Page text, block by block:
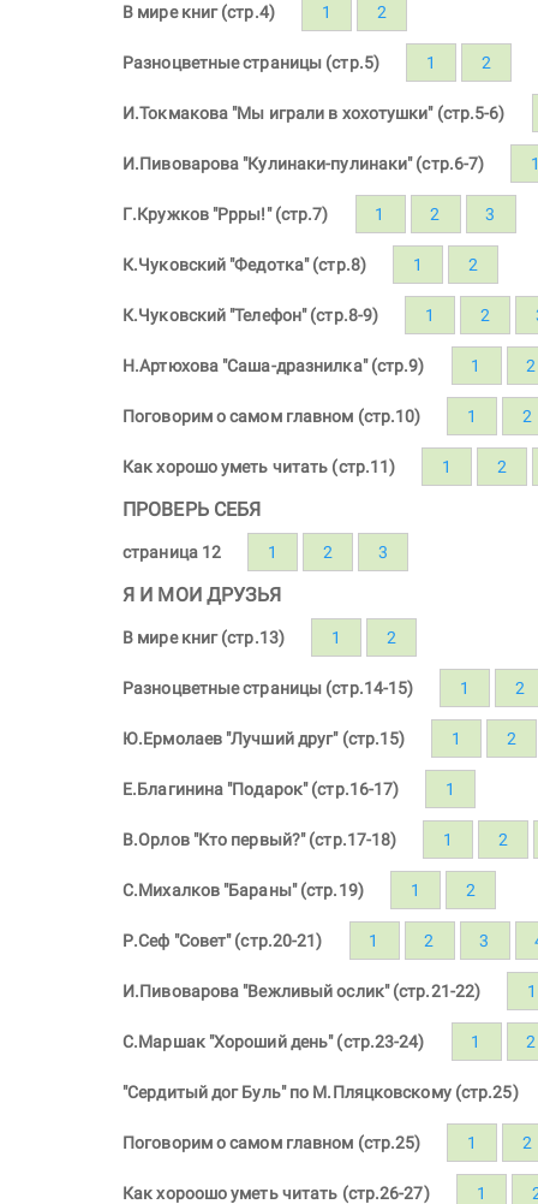
В мире книг (стр.4) 1 2
Разноцветные страницы (стр.5) 1 2
И.Токмакова "Мы играли в хохотушки" (стр.5-6)
И.Пивоварова "Кулинаки-пулинаки" (стр.6-7) 1
Г.Кружков "Ррры!" (стр.7) 1 2 3
К.Чуковский "Федотка" (стр.8) 1 2
К.Чуковский "Телефон" (стр.8-9) 1 2
Н.Артюхова "Саша-дразнилка" (стр.9) 1 2
Поговорим о самом главном (стр.10) 1 2
Как хорошо уметь читать (стр.11) 1 2
ПРОВЕРЬ СЕБЯ
страница 12 1 2 3
Я И МОИ ДРУЗЬЯ
В мире книг (стр.13) 1 2
Разноцветные страницы (стр.14-15) 1 2
Ю.Ермолаев "Лучший друг" (стр.15) 1 2
Е.Благинина "Подарок" (стр.16-17) 1
В.Орлов "Кто первый?" (стр.17-18) 1 2
С.Михалков "Бараны" (стр.19) 1 2
Р.Сеф "Совет" (стр.20-21) 1 2 3
И.Пивоварова "Вежливый ослик" (стр.21-22) 1
С.Маршак "Хороший день" (стр.23-24) 1 2
"Сердитый дог Буль" по М.Пляцковскому (стр.25)
Поговорим о самом главном (стр.25) 1 2
Как хороошо уметь читать (стр.26-27) 1